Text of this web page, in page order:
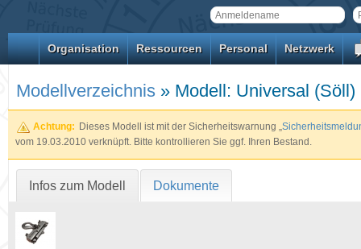
Organisation Ressourcen Personal Netzwerk
Modellverzeichnis » Modell: Universal (Söll)
Achtung: Dieses Modell ist mit der Sicherheitswarnung „
vom 19.03.2010 verknüpft. Bitte kontrollieren Sie ggf. Ihren Bestand.
Infos zum Modell Dokumente